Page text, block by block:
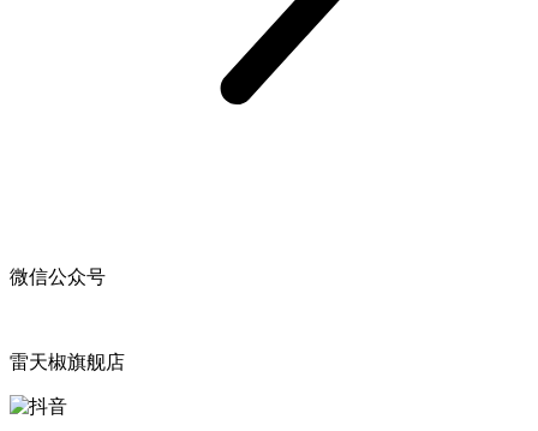
微信公众号
雷天椒旗舰店